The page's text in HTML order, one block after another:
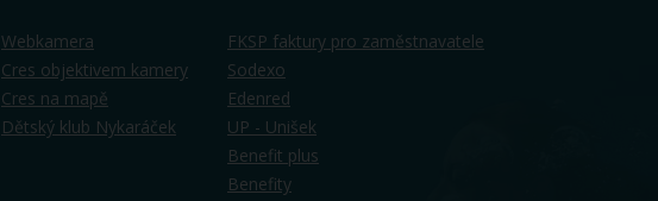
Webkamera
Cres objektivem kamery
Cres na mapě
Dětský klub Nykaráček
FKSP faktury pro zaměstnavatele
Sodexo
Edenred
UP - Unišek
Benefit plus
Benefity